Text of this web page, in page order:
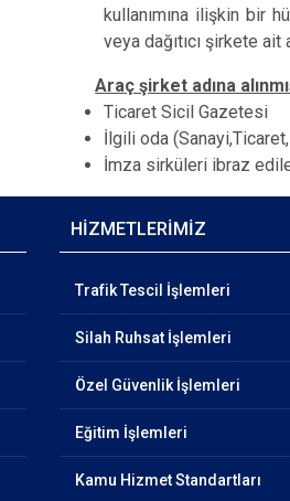
kullanımına ilişkin bir
veya dağıtıcı şirkete
​Araç şirket adına
​Ticaret Sicil Gazetesi
İlgili oda
İmza sirküleri ibraz
HİZMETLERİMİZ
Trafik Tescil İşlemleri
Silah Ruhsat İşlemleri
Özel Güvenlik İşlemleri
Eğitim İşlemleri
Kamu Hizmet Standartları